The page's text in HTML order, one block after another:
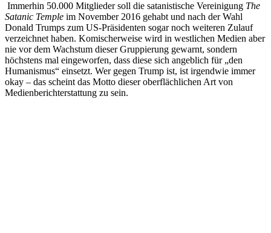
Immerhin 50.000 Mitglieder soll die satanistische Vereinigung The
Satanic Temple im November 2016 gehabt und nach der Wahl
Donald Trumps zum US-Präsidenten sogar noch weiteren Zulauf
verzeichnet haben. Komischerweise wird in westlichen Medien aber
nie vor dem Wachstum dieser Gruppierung gewarnt, sondern
höchstens mal eingeworfen, dass diese sich angeblich für „den
Humanismus“ einsetzt. Wer gegen Trump ist, ist irgendwie immer
okay – das scheint das Motto dieser oberflächlichen Art von
Medienberichterstattung zu sein.